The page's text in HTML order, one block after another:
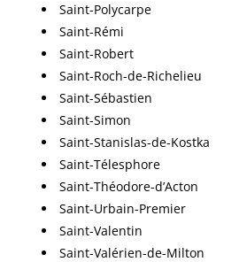
Saint-Polycarpe
Saint-Rémi
Saint-Robert
Saint-Roch-de-Richelieu
Saint-Sébastien
Saint-Simon
Saint-Stanislas-de-Kostka
Saint-Télesphore
Saint-Théodore-d’Acton
Saint-Urbain-Premier
Saint-Valentin
Saint-Valérien-de-Milton